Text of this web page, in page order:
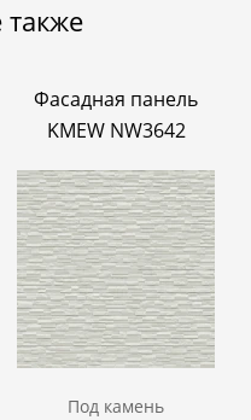
Фасадная панель
KMEW NW3642
Под камень